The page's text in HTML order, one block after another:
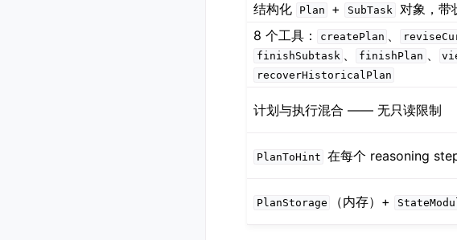
结构化 Plan + SubTask 对象，带
8 个工具：
createPlan 、
finishSubtask 、 finishPlan 、
recoverHistoricalPlan
计划与执行混合 —— 无只读限制
PlanToHint 在每个 reasoning
PlanStorage （内存）+